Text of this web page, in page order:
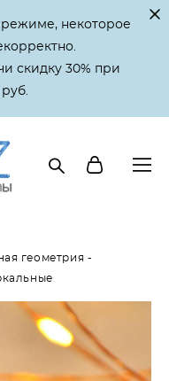
режиме, некоторое
скидку 30% при
геометрия -